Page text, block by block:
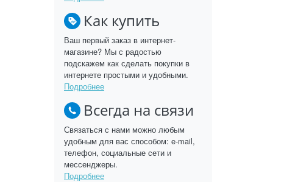
Как купить
Ваш первый заказ в интернет-
магазине? Мы с радостью
подскажем как сделать покупки в
интернете простыми и удобными.
Подробнее
Всегда на связи
Связаться с нами можно любым
удобным для вас способом: e-mail,
телефон, социальные сети и
мессенджеры.
Подробнее